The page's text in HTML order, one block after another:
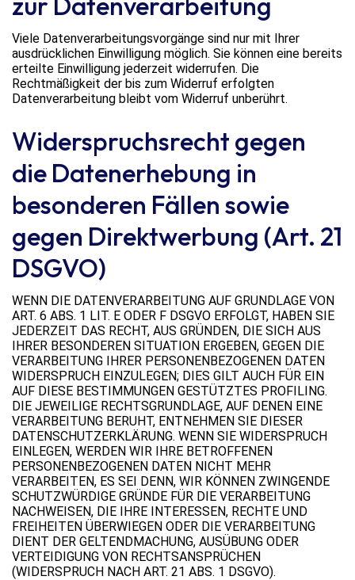
Viele Datenverarbeitungsvorgänge sind nur mit Ihrer
ausdrücklichen Einwilligung möglich. Sie können eine bereits
erteilte Einwilligung jederzeit widerrufen. Die
Rechtmäßigkeit der bis zum Widerruf erfolgten
Datenverarbeitung bleibt vom Widerruf unberührt.
Widerspruchsrecht gegen
die Datenerhebung in
besonderen Fällen sowie
gegen Direktwerbung (Art. 21
DSGVO)
WENN DIE DATENVERARBEITUNG AUF GRUNDLAGE VON
ART. 6 ABS. 1 LIT. E ODER F DSGVO ERFOLGT, HABEN SIE
JEDERZEIT DAS RECHT, AUS GRÜNDEN, DIE SICH AUS
IHRER BESONDEREN SITUATION ERGEBEN, GEGEN DIE
VERARBEITUNG IHRER PERSONENBEZOGENEN DATEN
WIDERSPRUCH EINZULEGEN; DIES GILT AUCH FÜR EIN
AUF DIESE BESTIMMUNGEN GESTÜTZTES PROFILING.
DIE JEWEILIGE RECHTSGRUNDLAGE, AUF DENEN EINE
VERARBEITUNG BERUHT, ENTNEHMEN SIE DIESER
DATENSCHUTZERKLÄRUNG. WENN SIE WIDERSPRUCH
EINLEGEN, WERDEN WIR IHRE BETROFFENEN
PERSONENBEZOGENEN DATEN NICHT MEHR
VERARBEITEN, ES SEI DENN, WIR KÖNNEN ZWINGENDE
SCHUTZWÜRDIGE GRÜNDE FÜR DIE VERARBEITUNG
NACHWEISEN, DIE IHRE INTERESSEN, RECHTE UND
FREIHEITEN ÜBERWIEGEN ODER DIE VERARBEITUNG
DIENT DER GELTENDMACHUNG, AUSÜBUNG ODER
VERTEIDIGUNG VON RECHTSANSPRÜCHEN
(WIDERSPRUCH NACH ART. 21 ABS. 1 DSGVO).